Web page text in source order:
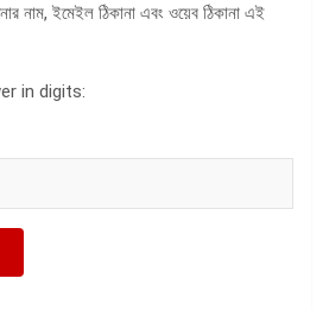
নাম, ইমেইল ঠিকানা এবং ওয়েব ঠিকানা এই
in digits: